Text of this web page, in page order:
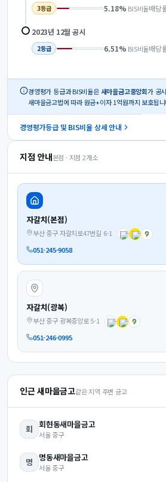
3등급 5.18% BIS비율배당
2023년 12월 공시
2등급 6.51% BIS비율배당
경영평가 등급과 BIS비율은 새마을금고중앙회가 공
새마을금고법에 따라 원금+이자 1억원까지 보호됩니
경영평가등급 및 BIS비율 상세 안내
지점 안내본점 · 지점 2개소
자갈치(본점)
부산 중구 자갈치로47번길 6-1
051-245-9058
자갈치(광복)
부산 중구 광복중앙로 5-1
051-246-0995
인근 새마을금고같은 지역 주변 금고
회 회현동새마을금고
서울 중구
명 명동새마을금고
서울 중구